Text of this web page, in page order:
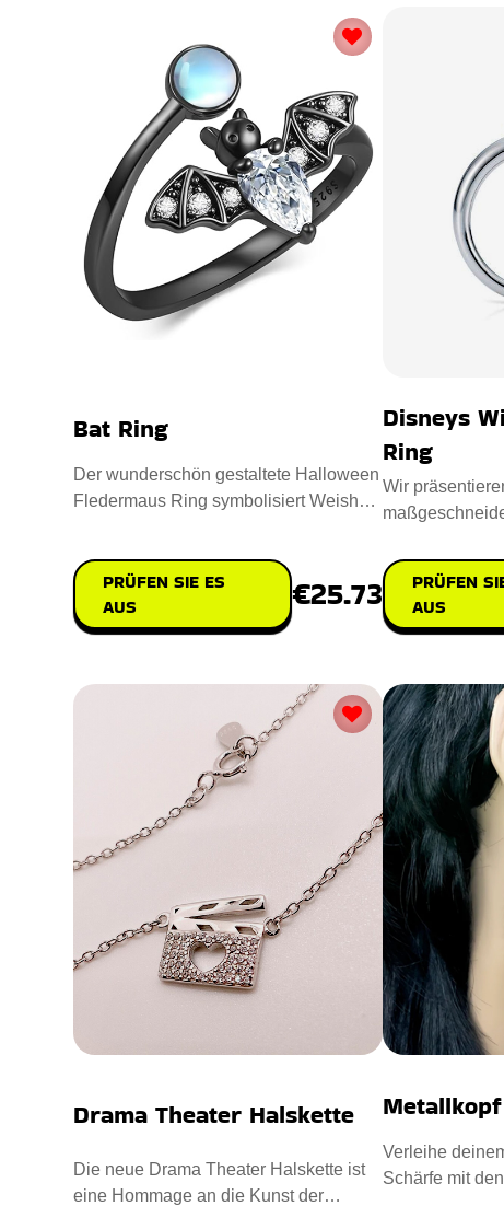
Bat Ring
Der wunderschön gestaltete Halloween
Fledermaus Ring symbolisiert Weisheit,
PRÜFEN SIE ES
AUS
€25.73
Disneys
Ring
Wir
schö
PRÜFEN
AUS
Drama Theater Halskette
Die neue Drama Theater Halskette ist
eine Hommage an die Kunst der
Verleihe
Schärfe mit